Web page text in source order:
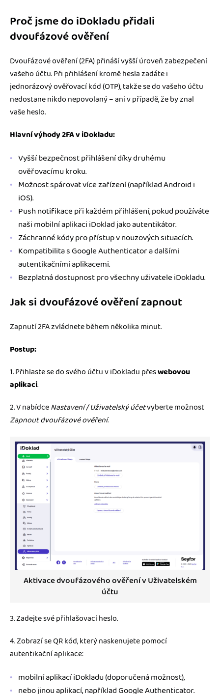
Proč jsme do iDokladu přidali
dvoufázové ověření
Dvoufázové ověření (2FA) přináší vyšší úroveň zabezpečení
vašeho účtu. Při přihlášení kromě hesla zadáte i
jednorázový ověřovací kód (OTP), takže se do vašeho účtu
nedostane nikdo nepovolaný – ani v případě, že by znal
vaše heslo.
Hlavní výhody 2FA v iDokladu:
Vyšší bezpečnost přihlášení díky druhému
ověřovacímu kroku.
Možnost spárovat více zařízení (například Android i
iOS).
Push notifikace při každém přihlášení, pokud používáte
naši mobilní aplikaci iDoklad jako autentikátor.
Záchranné kódy pro přístup v nouzových situacích.
Kompatibilita s Google Authenticator a dalšími
autentikačními aplikacemi.
Bezplatná dostupnost pro všechny uživatele iDokladu.
Jak si dvoufázové ověření zapnout
Zapnutí 2FA zvládnete během několika minut.
Postup:
1. Přihlaste se do svého účtu v iDokladu přeswebovou
aplikaci.
2. V nabídceNastavení / Uživatelský účetvyberte možnost
Zapnout dvoufázové ověření.
Aktivace dvoufázového ověření v Uživatelském
účtu
3. Zadejte své přihlašovací heslo.
4. Zobrazí se QR kód, který naskenujete pomocí
autentikační aplikace:
mobilní aplikací iDokladu (doporučená možnost),
nebo jinou aplikací, například Google Authenticator.